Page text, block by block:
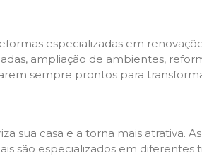
especializadas em
ampliação de ambientes,
sempre prontos para
sua casa e a torna mais atrativa.
são especializados em